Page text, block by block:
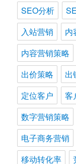
SEO分析
入站营销
内
内容营销策略
出价策略
出
定位客户
客
数字营销策略
电子商务营销
移动转化率